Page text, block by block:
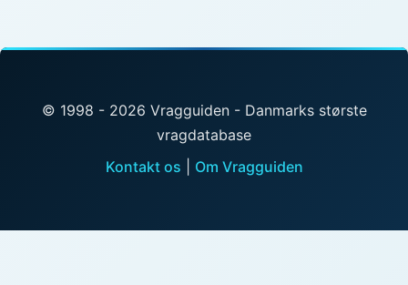
© 1998 - 2026 Vragguiden - Danmarks største
vragdatabase
Kontakt os
Om Vragguiden